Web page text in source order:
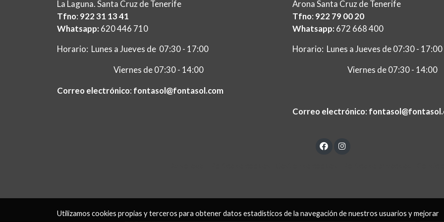
La Laguna. Santa Cruz de Tenerife
Tfno: 922 31 13 41
Whatsapp: 620 446 710
Horario: Lunes a Jueves de 07:30 - 17:00
Viernes de 07:30 - 14:00
Correo electrónico: fontasol@fontasol.comç
Arona Santa Cruz de Tenerife
Tfno: 922 79 00 20
Whatsapp: 672 668 400
Horario: Lunes a Jueves de 07:30 - 17:00
Viernes de 07:30 - 14:00
Correo electrónico:
Utilizamos cookies propias y terceros para obtener datos estadísticos de la navegación de nuestros usuarios y mejorar